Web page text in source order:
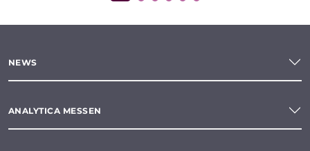
NEWS
ANALYTICA MESSEN